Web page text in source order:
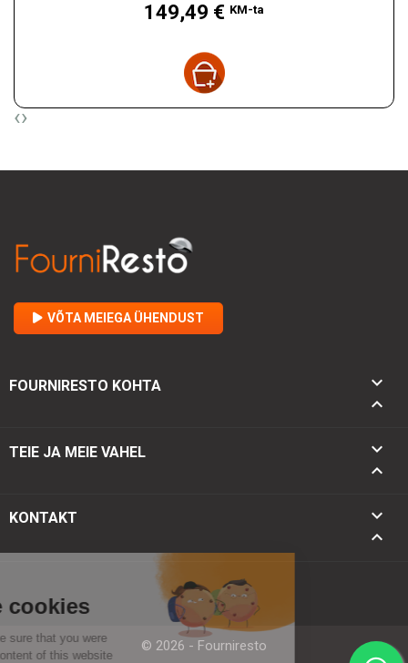
149,49 € KM-ta
‹›
VÕTA MEIEGA ÜHENDUST
FOURNIRESTO KOHTA


TEIE JA MEIE VAHEL


KONTAKT
keyboard_arrow_down
keyboard_arrow_up
© 2026 - Fourniresto